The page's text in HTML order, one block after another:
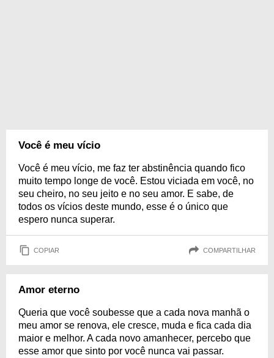
Você é meu vício
Você é meu vício, me faz ter abstinência quando fico
muito tempo longe de você. Estou viciada em você, no
seu cheiro, no seu jeito e no seu amor. E sabe, de
todos os vícios deste mundo, esse é o único que
espero nunca superar.
COPIAR COMPARTILHAR
Amor eterno
Queria que você soubesse que a cada nova manhã o
meu amor se renova, ele cresce, muda e fica cada dia
maior e melhor. A cada novo amanhecer, percebo que
esse amor que sinto por você nunca vai passar.